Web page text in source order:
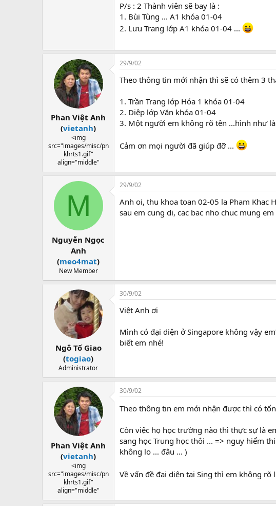
P/s : 2 Thành viên sẽ bay là :
1. Bùi Tùng ... A1 khóa 01-04
2. Lưu Trang lớp A1 khóa 01-04 ...
Phan Việt Anh
(vietanh)
<img
src="images/misc/pn
khrts1.gif"
align="middle"
29/9/02
Theo thông tin mới nhận thì sẽ có thêm 3
1. Trần Trang lớp Hóa 1 khóa 01-04
2. Diệp lớp Văn khóa 01-04
3. Một người em không rõ tên ...hình như
Cảm ơn mọi người đã giúp đỡ ...
M
Nguyễn Ngọc
Anh
(meo4mat)
New Member
29/9/02
Anh oi, thu khoa toan 02-05 la Pham Khac
sau em cung di, cac bac nho chuc mung em
Ngô Tố Giao
(togiao)
Administrator
30/9/02
Việt Anh ơi
Mình có đại diện ở Singapore không vậy
biết em nhé!
Phan Việt Anh
(vietanh)
<img
src="images/misc/pn
khrts1.gif"
align="middle"
30/9/02
Theo thông tin em mới nhận được thì có
Còn việc họ học trường nào thì thực sự là
sang học Trung học thôi ... => nguy hiểm
không lo ... đâu ... )
Về vấn đề đại diện tại Sing thì em không